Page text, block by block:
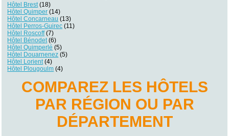
Hôtel Brest(18)
Hôtel Quimper (14)
Hôtel Concarneau (13)
Hôtel Perros-Guirec (11)
Hôtel Roscoff(7)
Hôtel Bénodet(6)
Hôtel Quimperlé (5)
Hôtel Douarnenez (5)
Hôtel Lorient(4)
Hôtel Plougoulm (4)
COMPAREZ LES HÔTELS
PAR RÉGION OU PAR
DÉPARTEMENT